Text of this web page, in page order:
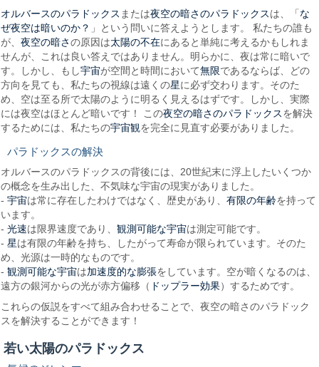
オルバースのパラドックス または夜空の暗さのパラドックスは、「 な
ぜ夜空は暗いのか？ 」という問いに答えようとします。 私たちの誰も
が、夜空の暗さの原因は太陽の不在にあると単純に考えるかもしれま
せんが、これは良い答えではありません。明らかに、夜は常に暗いで
す。しかし、もし宇宙が空間と時間において無限であるならば、どの
方向を見ても、私たちの視線は遠くの星に必ず交わります。そのた
め、空は至る所で太陽のように明るく見えるはずです。しかし、実際
には夜空はほとんど暗いです！ この夜空の暗さのパラドックスを解決
するためには、私たちの宇宙観を完全に見直す必要がありました。
パラドックスの解決
オルバースのパラドックスの背後には、20世紀末に浮上したいくつか
の概念を生み出した、不気味な宇宙の現実がありました。
-宇宙は常に存在したわけではなく、歴史があり、有限の年齢を持って
います。
-光速は限界速度であり、観測可能な宇宙は測定可能です。
-星は有限の年齢を持ち、したがって寿命が限られています。そのた
め、光源は一時的なものです。
-観測可能な宇宙は加速度的な膨張をしています。空が暗くなるのは、
遠方の銀河からの光が赤方偏移（ ドップラー効果）するためです。
これらの仮説をすべて組み合わせることで、夜空の暗さのパラドック
スを解決することができます！
若い太陽のパラドックス